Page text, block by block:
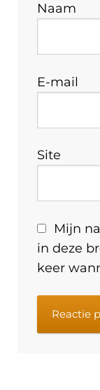
Naam
E-mail
Site
Mijn
in deze
keer